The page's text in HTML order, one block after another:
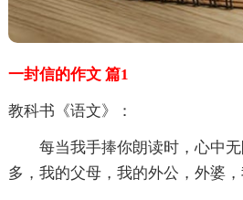
一封信的作文 篇1
教科书《语文》：
每当我手捧你朗读时，心中无
多，我的父母，我的外公，外婆